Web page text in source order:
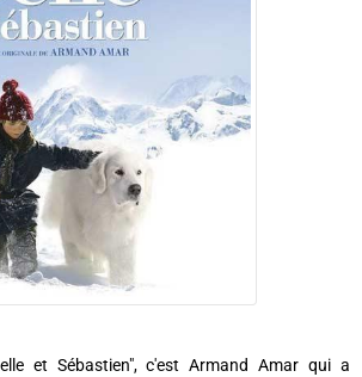
et Sébastien", c'est Armand Amar qui a